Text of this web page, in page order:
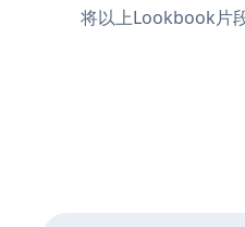
将以上Lookbook片